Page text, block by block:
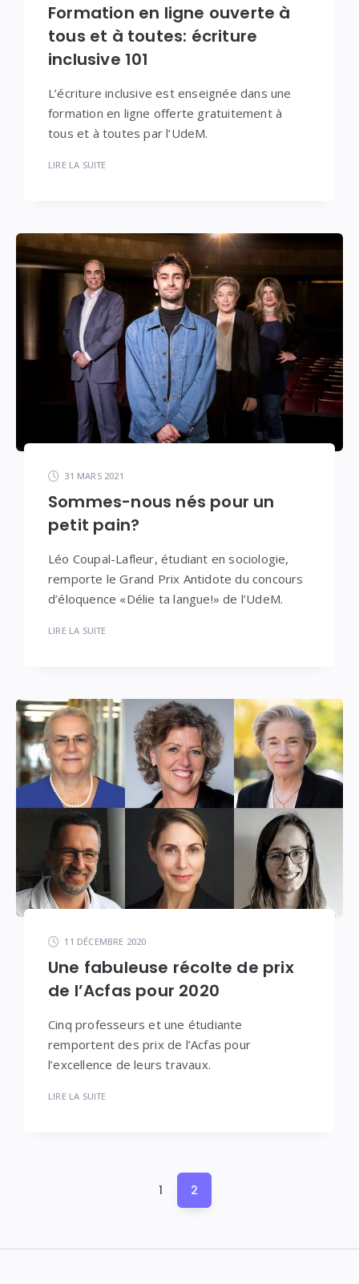
Formation en ligne ouverte à
tous et à toutes: écriture
inclusive 101
L’écriture inclusive est enseignée dans une
formation en ligne offerte gratuitement à
tous et à toutes par l’UdeM.
LIRE LA SUITE
31 MARS 2021
Sommes-nous nés pour un
petit pain?
Léo Coupal-Lafleur, étudiant en sociologie,
remporte le Grand Prix Antidote du concours
d’éloquence «Délie ta langue!» de l’UdeM.
LIRE LA SUITE
11 DÉCEMBRE 2020
Une fabuleuse récolte de prix
de l’Acfas pour 2020
Cinq professeurs et une étudiante
remportent des prix de l’Acfas pour
l’excellence de leurs travaux.
LIRE LA SUITE
1 2